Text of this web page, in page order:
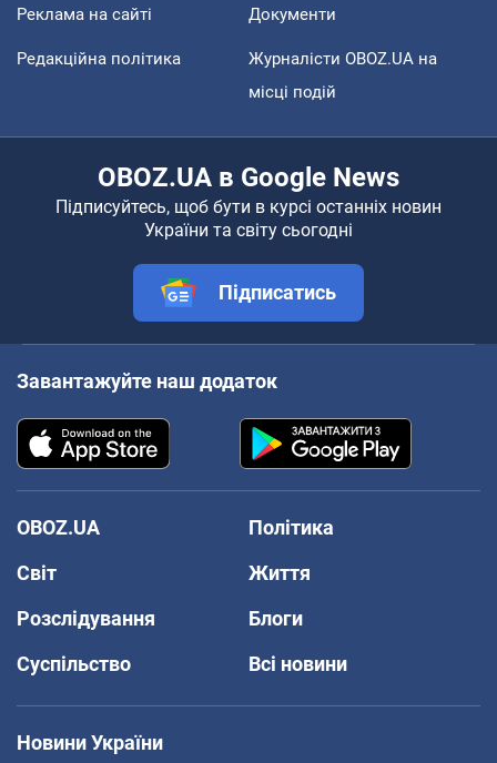
Реклама на сайті Документи
Редакційна політика
Журналісти OBOZ.UA на
місці подій
OBOZ.UA в Google News
Підписуйтесь, щоб бути в курсі останніх новин
України та світу сьогодні
Підписатись
Завантажуйте наш додаток
OBOZ.UA
Політика
Світ
Життя
Розслідування
Блоги
Суспільство
Всі новини
Новини України